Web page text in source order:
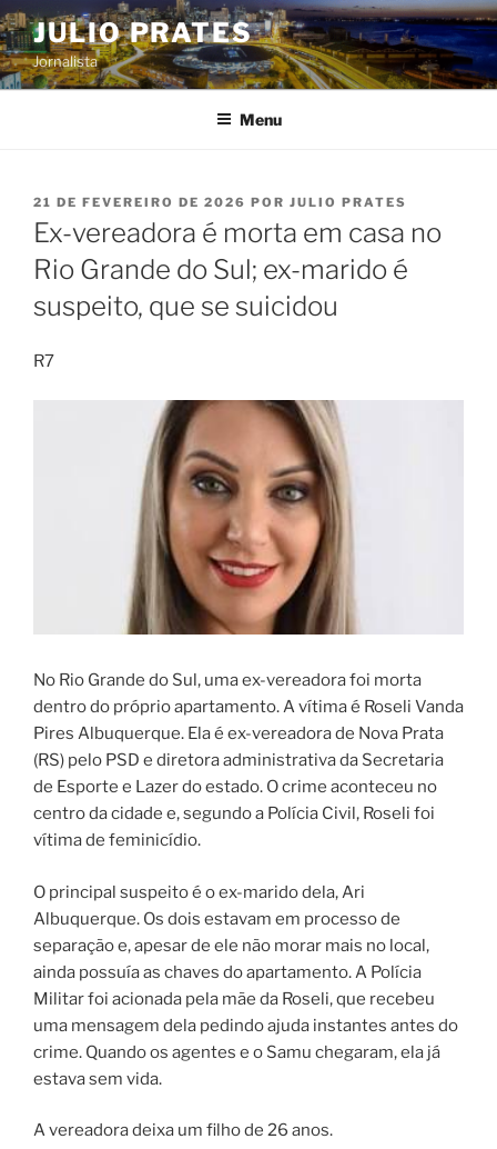
Pular
para
o
conteúdo
JULIO PRATES
Jornalista
Menu
PUBLICADO
EM
21 DE FEVEREIRO DE 2026 POR JULIO PRATES
Ex-vereadora é morta em casa no
Rio Grande do Sul; ex-marido é
suspeito, que se suicidou
R7
No Rio Grande do Sul, uma ex-vereadora foi morta
dentro do próprio apartamento. A vítima é Roseli Vanda
Pires Albuquerque. Ela é ex-vereadora de Nova Prata
(RS) pelo PSD e diretora administrativa da Secretaria
de Esporte e Lazer do estado. O crime aconteceu no
centro da cidade e, segundo a Polícia Civil, Roseli foi
vítima de feminicídio.
O principal suspeito é o ex-marido dela, Ari
Albuquerque. Os dois estavam em processo de
separação e, apesar de ele não morar mais no local,
ainda possuía as chaves do apartamento. A Polícia
Militar foi acionada pela mãe da Roseli, que recebeu
uma mensagem dela pedindo ajuda instantes antes do
crime. Quando os agentes e o Samu chegaram, ela já
estava sem vida.
A vereadora deixa um filho de 26 anos.